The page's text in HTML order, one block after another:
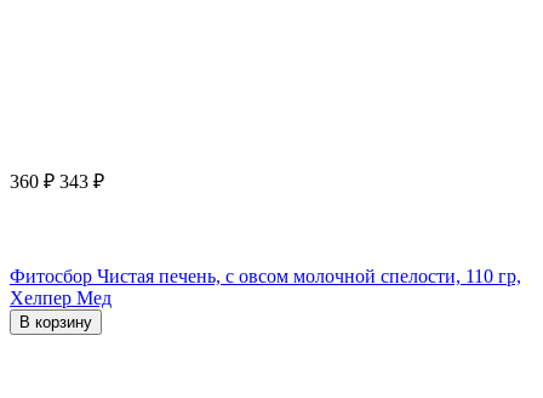
360 ₽ 343 ₽
Фитосбор Чистая печень, с овсом молочной спелости, 110 гр,
Хелпер Мед
В корзину